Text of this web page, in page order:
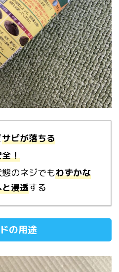
サビが落ちる
！
のネジでもわずかな
浸透する
の用途